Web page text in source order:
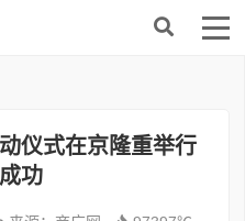
仪式在京隆重举行
功